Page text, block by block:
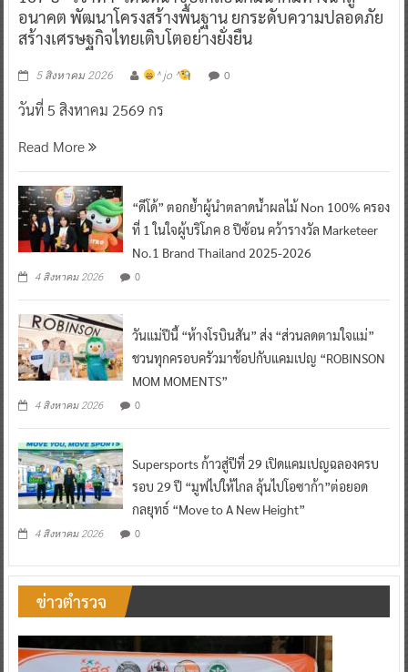
อนาคต พัฒนาโครงสร้างพื้นฐาน ยกระดับความปลอดภัย
สร้างเศรษฐกิจไทยเติบโตอย่างยั่งยืน
5 สิงหาคม 2026 ^ jo ^ 0
วันที่ 5 สิงหาคม 2569 กร
Read More
“ดีโด้” ตอกย้ำผู้นำตลาดน้ำผลไม้ Non 100% ครอง
ที่ 1 ในใจผู้บริโภค 8 ปีซ้อน คว้ารางวัล Marketeer
No.1 Brand Thailand 2025-2026
4 สิงหาคม 2026 0
วันแม่ปีนี้ “ห้างโรบินสัน” ส่ง “ส่วนลดตามใจแม่”
ชวนทุกครอบครัวมาช้อปกับแคมเปญ “ROBINSON
MOM MOMENTS”
4 สิงหาคม 2026 0
Supersports ก้าวสู่ปีที่ 29 เปิดแคมเปญฉลองครบ
รอบ 29 ปี “มูฟไปให้ไกล ลุ้นไปโอซาก้า”ต่อยอด
กลยุทธ์ “Move to A New Height”
4 สิงหาคม 2026 0
ข่าวตำรวจ